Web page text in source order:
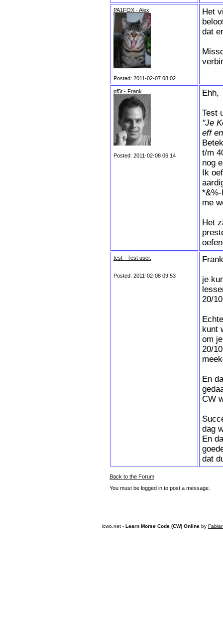
PA1FOX - Alex
Posted: 2011-02-07 08:02
Het
dat
pf5t - Frank
Posted: 2011-02-08 06:14
Ehh,
Test
"Je
eff
t/m
nog
Ik
me
Het
test - Test user.
Posted: 2011-02-08 09:53
je
20/
kunt
om
20/
En
CW
dag
En
dat
Back to the Forum
You must be logged in to post a message.
lcwo.net - Learn Morse Code (CW) Online by